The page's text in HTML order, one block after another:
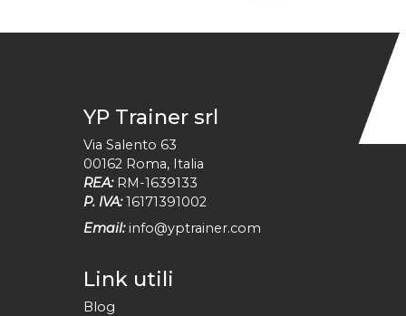
YP Trainer srl
Via Salento 63
00162 Roma, Italia
REA: RM-1639133
P. IVA: 16171391002
Email: info@yptrainer.com
Link utili
Blog